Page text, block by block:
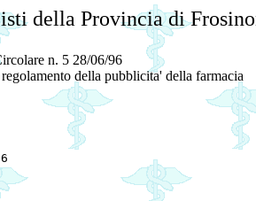
della Provincia di
n. 5 28/06/96
della pubblicita' della farmacia